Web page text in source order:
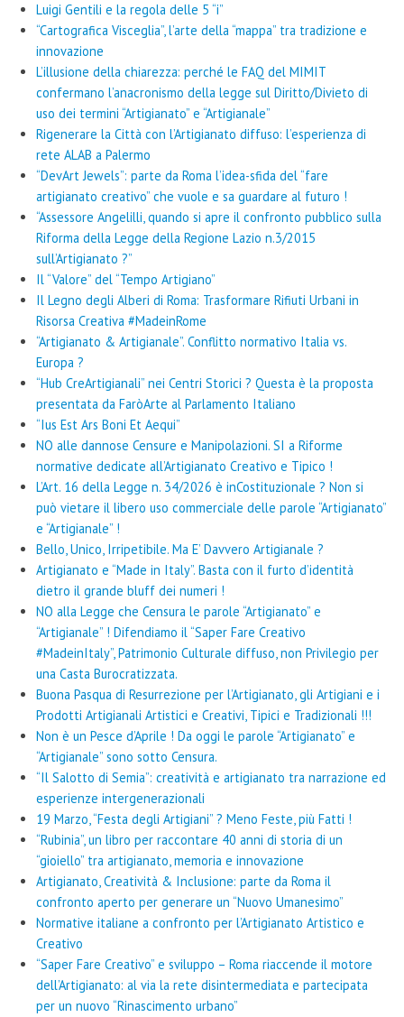
Luigi Gentili e la regola delle 5 “i”
“Cartografica Visceglia”, l’arte della “mappa” tra tradizione e
innovazione
L’illusione della chiarezza: perché le FAQ del MIMIT
confermano l’anacronismo della legge sul Diritto/Divieto di
uso dei termini “Artigianato” e “Artigianale”
Rigenerare la Città con l’Artigianato diffuso: l’esperienza di
rete ALAB a Palermo
“DevArt Jewels”: parte da Roma l’idea-sfida del “fare
artigianato creativo” che vuole e sa guardare al futuro !
“Assessore Angelilli, quando si apre il confronto pubblico sulla
Riforma della Legge della Regione Lazio n.3/2015
sull’Artigianato ?”
Il “Valore” del “Tempo Artigiano”
Il Legno degli Alberi di Roma: Trasformare Rifiuti Urbani in
Risorsa Creativa #MadeinRome
“Artigianato & Artigianale”. Conflitto normativo Italia vs.
Europa ?
“Hub CreArtigianali” nei Centri Storici ? Questa è la proposta
presentata da FaròArte al Parlamento Italiano
“Ius Est Ars Boni Et Aequi”
NO alle dannose Censure e Manipolazioni. SI a Riforme
normative dedicate all’Artigianato Creativo e Tipico !
L’Art. 16 della Legge n. 34/2026 è inCostituzionale ? Non si
può vietare il libero uso commerciale delle parole “Artigianato”
e “Artigianale” !
Bello, Unico, Irripetibile. Ma E’ Davvero Artigianale ?
Artigianato e “Made in Italy”. Basta con il furto d’identità
dietro il grande bluff dei numeri !
NO alla Legge che Censura le parole “Artigianato” e
“Artigianale” ! Difendiamo il “Saper Fare Creativo
#MadeinItaly”, Patrimonio Culturale diffuso, non Privilegio per
una Casta Burocratizzata.
Buona Pasqua di Resurrezione per l’Artigianato, gli Artigiani e i
Prodotti Artigianali Artistici e Creativi, Tipici e Tradizionali !!!
Non è un Pesce d’Aprile ! Da oggi le parole “Artigianato” e
“Artigianale” sono sotto Censura.
“Il Salotto di Semia”: creatività e artigianato tra narrazione ed
esperienze intergenerazionali
19 Marzo, “Festa degli Artigiani” ? Meno Feste, più Fatti !
“Rubinia”, un libro per raccontare 40 anni di storia di un
“gioiello” tra artigianato, memoria e innovazione
Artigianato, Creatività & Inclusione: parte da Roma il
confronto aperto per generare un “Nuovo Umanesimo”
Normative italiane a confronto per l’Artigianato Artistico e
Creativo
“Saper Fare Creativo” e sviluppo – Roma riaccende il motore
dell’Artigianato: al via la rete disintermediata e partecipata
per un nuovo “Rinascimento urbano”